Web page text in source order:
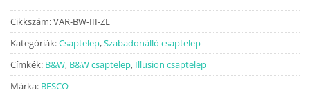
Cikkszám:VAR-BW-III-ZL
Kategóriák:Csaptelep,Szabadonálló csaptelep
Címkék: B&W, B&W csaptelep, Illusion csaptelep
Márka: BESCO